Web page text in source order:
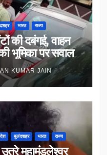
भारत राज्य
वाहन
भूमिका पर सवाल
KUMAR JAIN
बुलंदशहर भारत राज्य
महामंडलेश्वर